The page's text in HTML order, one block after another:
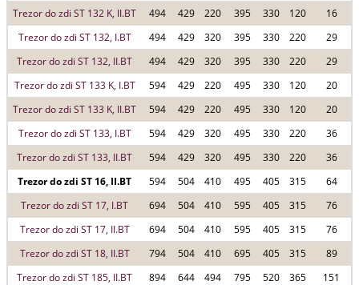
Trezor do zdi ST 132 K, II.BT
494 429 220 395 330 120
16
Trezor do zdi ST 132, I.BT
494 429 320 395 330 220
29
Trezor do zdi ST 132, II.BT
494 429 320 395 330 220
29
Trezor do zdi ST 133 K, I.BT
594 429 220 495 330 120
20
Trezor do zdi ST 133 K, II.BT
594 429 220 495 330 120
20
Trezor do zdi ST 133, I.BT
594 429 320 495 330 220
36
Trezor do zdi ST 133, II.BT
594 429 320 495 330 220
36
Trezor do zdi ST 16, II.BT
594 504 410 495 405 315
64
Trezor do zdi ST 17, I.BT
694 504 410 595 405 315
76
Trezor do zdi ST 17, II.BT
694 504 410 595 405 315
76
Trezor do zdi ST 18, II.BT
794 504 410 695 405 315
89
Trezor do zdi ST 185, II.BT
894 644 494 795 520 365
151